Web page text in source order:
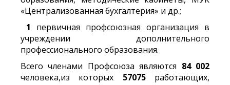
«Централизованная бухгалтерия» и др.;
1 первичная профсоюзная организация в
учреждении дополнительного
профессионального образования.
Всего членами Профсоюза являются 84 002
человека,из которых 57075работающих,